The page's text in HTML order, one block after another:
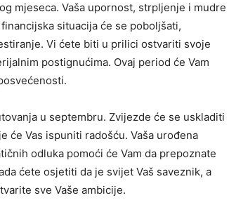
mjeseca. Vaša upornost, strpljenje i mudre
situacija će se poboljšati,
Vi ćete biti u prilici ostvariti svoje
postignućima. Ovaj period će Vam
u septembru. Zvijezde će se uskladiti
će Vas ispuniti radošću. Vaša urođena
odluka pomoći će Vam da prepoznate
ćete osjetiti da je svijet Vaš saveznik, a
sve Vaše ambicije.